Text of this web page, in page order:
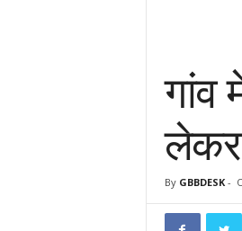
गांव
लेकर
By GBBDESK-